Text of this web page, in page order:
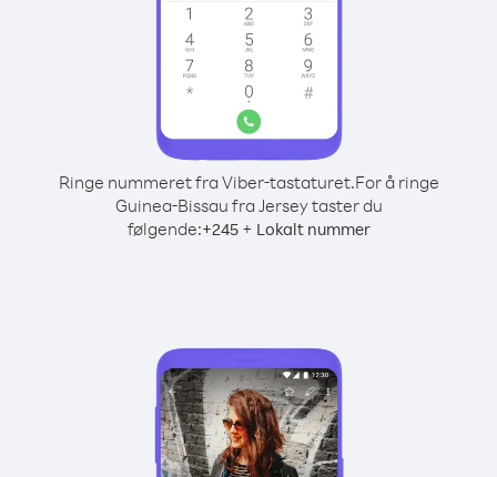
Ringe nummeret fra Viber-tastaturet.For å ringe
Guinea-Bissau fra Jersey taster du
følgende:+245+ Lokalt nummer